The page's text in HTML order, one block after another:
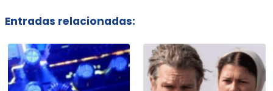
Entradas relacionadas: